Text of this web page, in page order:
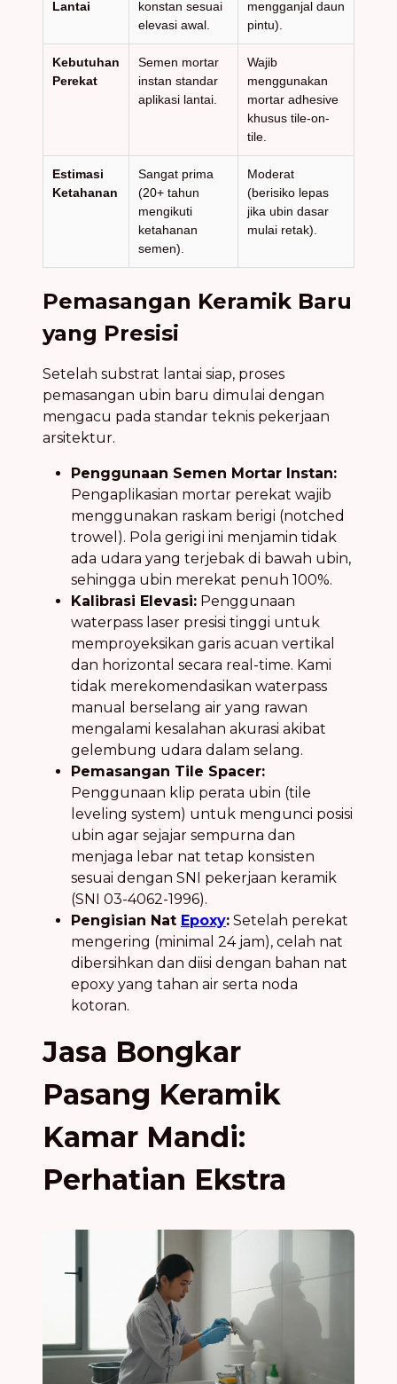
Lantai
konstan sesuai
elevasi awal.
mengganjal daun
pintu).
Kebutuhan
Perekat
Semen mortar
instan standar
aplikasi lantai.
Wajib
menggunakan
mortar adhesive
khusus tile-on-
tile.
Estimasi
Ketahanan
Sangat prima
(20+ tahun
mengikuti
ketahanan
semen).
Moderat
(berisiko lepas
jika ubin dasar
mulai retak).
Pemasangan Keramik Baru
yang Presisi
Setelah substrat lantai siap, proses
pemasangan ubin baru dimulai dengan
mengacu pada standar teknis pekerjaan
arsitektur.
Penggunaan Semen Mortar Instan:
Pengaplikasian mortar perekat wajib
menggunakan raskam berigi (notched
trowel). Pola gerigi ini menjamin tidak
ada udara yang terjebak di bawah ubin,
sehingga ubin merekat penuh 100%.
Kalibrasi Elevasi: Penggunaan
waterpass laser presisi tinggi untuk
memproyeksikan garis acuan vertikal
dan horizontal secara real-time. Kami
tidak merekomendasikan waterpass
manual berselang air yang rawan
mengalami kesalahan akurasi akibat
gelembung udara dalam selang.
Pemasangan Tile Spacer:
Penggunaan klip perata ubin (tile
leveling system) untuk mengunci posisi
ubin agar sejajar sempurna dan
menjaga lebar nat tetap konsisten
sesuai dengan SNI pekerjaan keramik
(SNI 03-4062-1996).
Pengisian Nat Epoxy: Setelah perekat
mengering (minimal 24 jam), celah nat
dibersihkan dan diisi dengan bahan nat
epoxy yang tahan air serta noda
kotoran.
Jasa Bongkar
Pasang Keramik
Kamar Mandi:
Perhatian Ekstra